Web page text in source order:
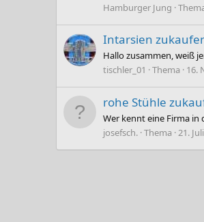
Hamburger Jung
Intarsien
Hallo zusammen, weiß
tischler_01
Thema 16.
rohe Stühle
Wer kennt eine Firma in
josefsch. Thema 21.